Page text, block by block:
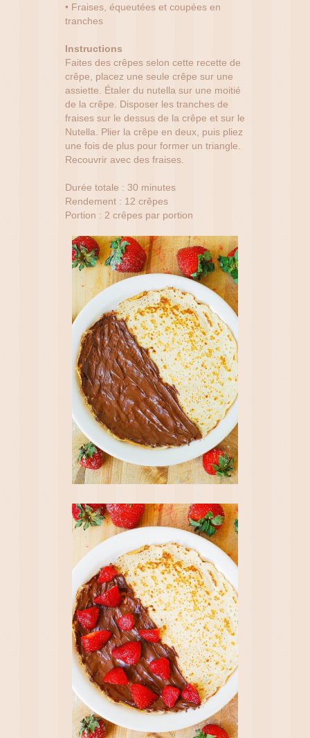
• Fraises, équeutées et coupées en
tranches
Instructions
Faites des crêpes selon cette recette de
crêpe, placez une seule crêpe sur une
assiette. Étaler du nutella sur une moitié
de la crêpe. Disposer les tranches de
fraises sur le dessus de la crêpe et sur le
Nutella. Plier la crêpe en deux, puis pliez
une fois de plus pour former un triangle.
Recouvrir avec des fraises.
Durée totale : 30 minutes
Rendement : 12 crêpes
Portion : 2 crêpes par portion